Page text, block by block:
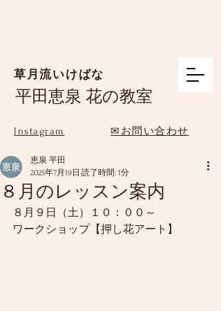
草月流いけばな
平田恵泉 花の教室
Instagram ✉お問い合わせ
８月のレッスン案内
恵泉 平田
2025年7月19日 読了時間: 1分
８月９日（土）１０：００～
ワークショップ【押し花アート】